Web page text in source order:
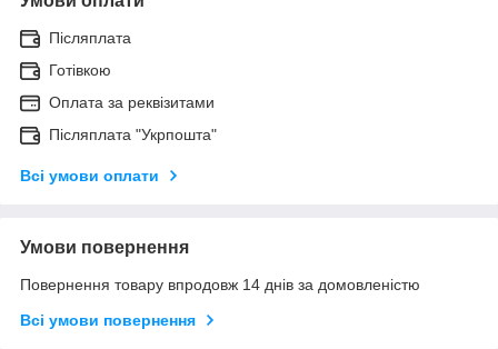
Післяплата
Готівкою
Оплата за реквізитами
Післяплата "Укрпошта"
Всі умови оплати
Умови повернення
Повернення товару впродовж 14 днів за домовленістю
Всі умови повернення